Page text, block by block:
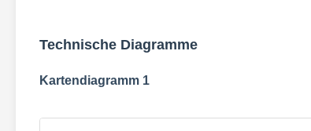
Technische Diagramme
Kartendiagramm 1